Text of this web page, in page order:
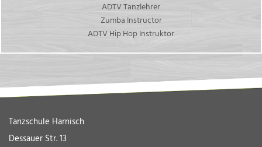
ADTV Tanzlehrer
Zumba Instructor
ADTV Hip Hop Instruktor
Tanzschule Harnisch
Dessauer Str. 13